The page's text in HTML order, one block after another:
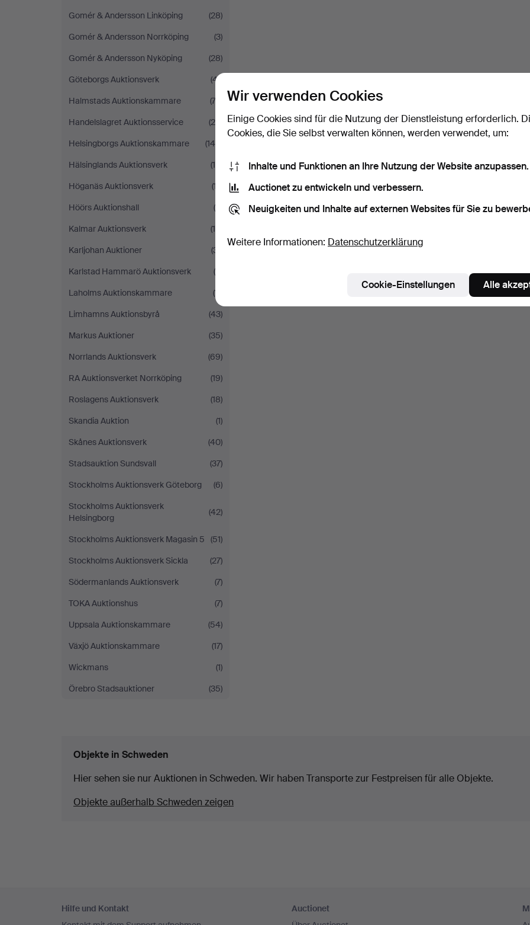
Gomér & Andersson Linköping
(28)
Gomér & Andersson Norrköping
(3)
Gomér & Andersson Nyköping
(28)
Göteborgs Auktionsverk
(41)
Halmstads Auktionskammare
(74)
Handelslagret Auktionsservice
(25)
Helsingborgs Auktionskammare
(144)
Hälsinglands Auktionsverk
(15)
Höganäs Auktionsverk
(17)
Höörs Auktionshall
(9)
Kalmar Auktionsverk
(14)
Karljohan Auktioner
(31)
Karlstad Hammarö Auktionsverk
(8)
Laholms Auktionskammare
(11)
Limhamns Auktionsbyrå
(43)
Markus Auktioner
(35)
Norrlands Auktionsverk
(69)
RA Auktionsverket Norrköping
(19)
Roslagens Auktionsverk
(18)
Skandia Auktion
(1)
Skånes Auktionsverk
(40)
Stadsauktion Sundsvall
(37)
Stockholms Auktionsverk Göteborg
(6)
Stockholms Auktionsverk
Helsingborg
(42)
Stockholms Auktionsverk Magasin 5
(51)
Stockholms Auktionsverk Sickla
(27)
Södermanlands Auktionsverk
(7)
TOKA Auktionshus
(7)
Uppsala Auktionskammare
(54)
Växjö Auktionskammare
(17)
Wickmans
(1)
Örebro Stadsauktioner
(35)
Objekte in Schweden
Hier sehen sie nur Auktionen in Schweden. Wir haben Transporte zur Festpreisen für alle Objekte.
Objekte außerhalb Schweden zeigen
Navigation
Hilfe und Kontakt
Auctionet
Wir verwenden Cookies
Einige Cookies sind für die Nutzung der Dienstleistung erforderlich.
Cookies, die Sie selbst verwalten können, werden verwendet, um:
Inhalte und Funktionen an Ihre Nutzung der Website anzupassen.
Auctionet zu entwickeln und verbessern.
Neuigkeiten und Inhalte auf externen Websites für Sie zu
Weitere Informationen: Datenschutzerklärung
Cookie-Einstellungen Alle